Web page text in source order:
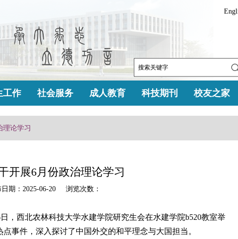
工作 社会服务 成人教育 科技期刊 校友之家
理论学习
开展6月份政治理论学习
期：2025-06-20 浏览次数：
，西北农林科技大学水建学院研究生会在水建学院b520教室举
事件，深入探讨了中国外交的和平理念与大国担当。